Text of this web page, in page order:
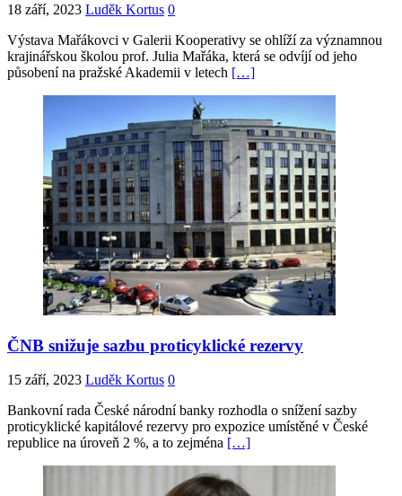
18 září, 2023 Luděk Kortus 0
Výstava Mařákovci v Galerii Kooperativy se ohlíží za významnou
krajinářskou školou prof. Julia Mařáka, která se odvíjí od jeho
působení na pražské Akademii v letech […]
ČNB snižuje sazbu proticyklické rezervy
15 září, 2023 Luděk Kortus 0
Bankovní rada České národní banky rozhodla o snížení sazby
proticyklické kapitálové rezervy pro expozice umístěné v České
republice na úroveň 2 %, a to zejména […]